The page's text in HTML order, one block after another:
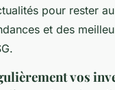
pour rester
et des
vos